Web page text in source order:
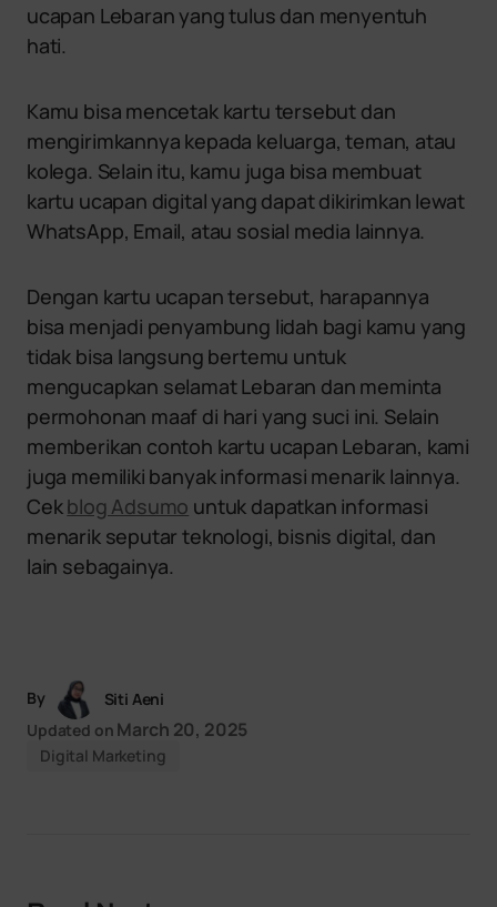
ucapan Lebaran yang tulus dan menyentuh
hati.
Kamu bisa mencetak kartu tersebut dan
mengirimkannya kepada keluarga, teman, atau
kolega. Selain itu, kamu juga bisa membuat
kartu ucapan digital yang dapat dikirimkan lewat
WhatsApp, Email, atau sosial media lainnya.
Dengan kartu ucapan tersebut, harapannya
bisa menjadi penyambung lidah bagi kamu yang
tidak bisa langsung bertemu untuk
mengucapkan selamat Lebaran dan meminta
permohonan maaf di hari yang suci ini. Selain
memberikan contoh kartu ucapan Lebaran, kami
juga memiliki banyak informasi menarik lainnya.
Cekblog Adsumo untuk dapatkan informasi
menarik seputar teknologi, bisnis digital, dan
lain sebagainya.
By
Siti Aeni
Updated on March 20, 2025
Digital Marketing